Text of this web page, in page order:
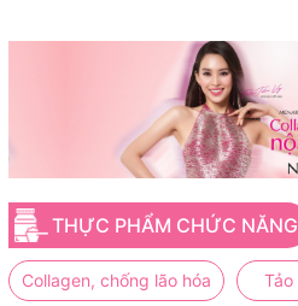
THỰC PHẨM CHỨC NĂNG
Collagen, chống lão hóa Tảo